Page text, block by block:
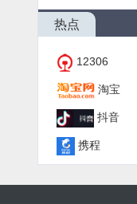
热点
12306
淘宝
抖音
携程